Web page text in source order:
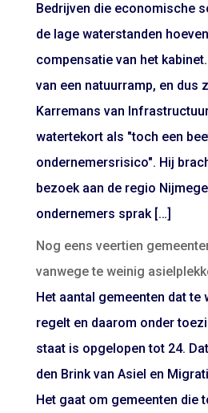
Bedrijven die economische
de lage waterstanden
compensatie van het
van een natuurramp, en dus
Karremans van
watertekort als "toch een
ondernemersrisico". Hij
bezoek aan de regio
ondernemers sprak […]
Nog eens veertien
vanwege te weinig
Het aantal gemeenten dat te
regelt en daarom onder
staat is opgelopen tot 24.
den Brink van Asiel en
Het gaat om gemeenten die